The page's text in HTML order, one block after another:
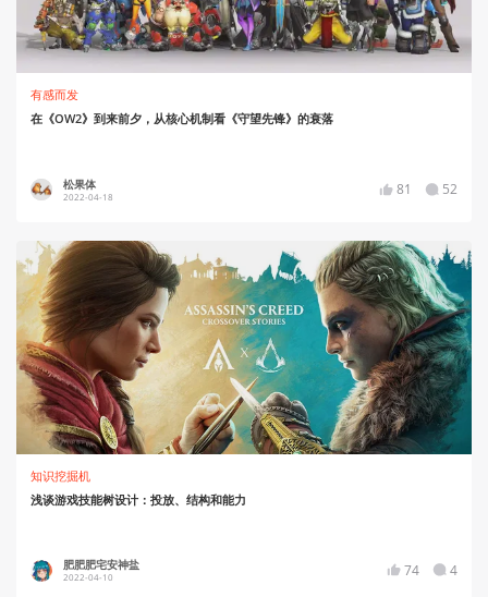
有感而发
在《OW2》到来前夕，从核心机制看《守望先锋》的衰落
松果体
2022-04-18 81 52
知识挖掘机
浅谈游戏技能树设计：投放、结构和能力
肥肥肥宅安神盐
2022-04-10 74 4